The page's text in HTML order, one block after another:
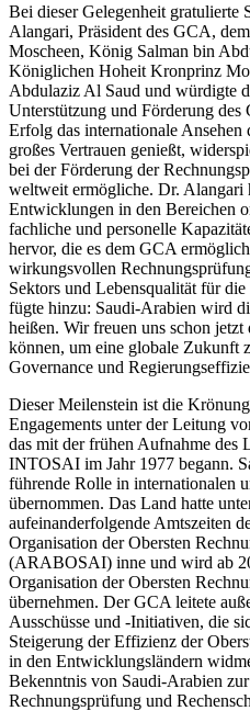
Bei dieser Gelegenheit gratulierte
Alangari, Präsident des GCA,
Moscheen, König Salman bin
Königlichen Hoheit Kronprinz
Abdulaziz Al Saud und würdigte
Unterstützung und Förderung des
Erfolg das internationale
großes Vertrauen genießt,
bei der Förderung der
weltweit ermögliche. Dr. Alangari
Entwicklungen in den Bereichen
fachliche und personelle
hervor, die es dem GCA
wirkungsvollen
Sektors und Lebensqualität für
fügte hinzu: Saudi-Arabien wird
heißen. Wir freuen uns schon
können, um eine globale Zukunft
Governance und
Dieser Meilenstein ist die
Engagements unter der Leitung
das mit der frühen Aufnahme des
INTOSAI im Jahr 1977 begann.
führende Rolle in internationalen
übernommen. Das Land hatte
aufeinanderfolgende Amtszeiten
Organisation der Obersten
(ARABOSAI) inne und wird ab
Organisation der Obersten
übernehmen. Der GCA leitete
Ausschüsse und -Initiativen, die
Steigerung der Effizienz der
in den Entwicklungsländern
Bekenntnis von Saudi-Arabien
Rechnungsprüfung und